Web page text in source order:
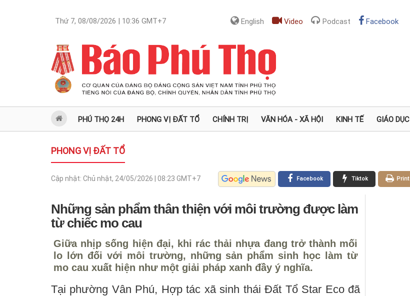
Thứ 7, 08/08/2026 | 10:36 GMT+7 English Video Podcast Facebook
PHÚ THỌ 24H PHONG VỊ ĐẤT TỔ CHÍNH TRỊ VĂN HÓA - XÃ HỘI KINH TẾ GIÁO DỤC
PHONG VỊ ĐẤT TỔ
Cập nhật: Chủ nhật, 24/05/2026 | 08:23 GMT+7 Print
Tiktok
Facebook
Những sản phẩm thân thiện với môi trường được làm
từ chiếc mo cau
Giữa nhịp sống hiện đại, khi rác thải nhựa đang trở thành mối
lo lớn đối với môi trường, những sản phẩm sinh học làm từ
mo cau xuất hiện như một giải pháp xanh đầy ý nghĩa.
Tại phường Vân Phú, Hợp tác xã sinh thái Đất Tổ Star Eco đã